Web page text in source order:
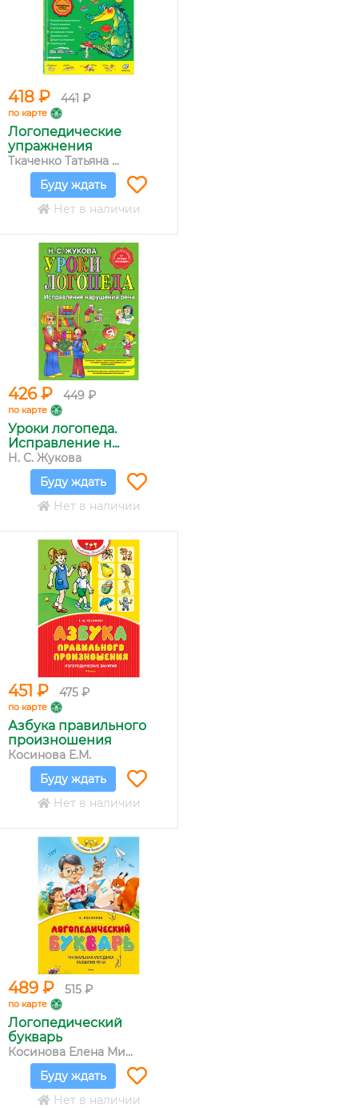
418 ₽ 441 ₽
по карте
Логопедические
упражнения
Ткаченко Татьяна ...
Буду ждать
Нет в наличии
426 ₽ 449 ₽
по карте
Уроки логопеда.
Исправление н...
Н. С. Жукова
Буду ждать
Нет в наличии
451 ₽ 475 ₽
по карте
Азбука правильного
произношения
Косинова Е.М.
Буду ждать
Нет в наличии
489 ₽ 515 ₽
по карте
Логопедический
букварь
Косинова Елена Ми...
Буду ждать
Нет в наличии